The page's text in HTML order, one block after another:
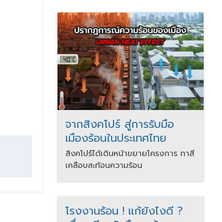
จากสิงคโปร์ สู่การรับมือ
เมืองร้อนในประเทศไทย
สิงคโปร์ได้เดินหน้าขยายโครงการ ทาสี
เคลือบสะท้อนความร้อน
โรงงานร้อน ! แก้ยังไงดี ?